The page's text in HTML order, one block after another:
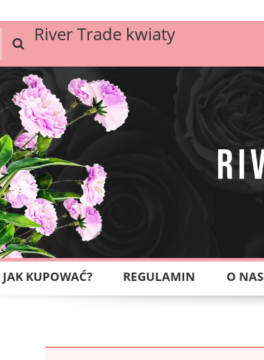
River Trade kwiaty
JAK KUPOWAĆ? REGULAMIN O NAS